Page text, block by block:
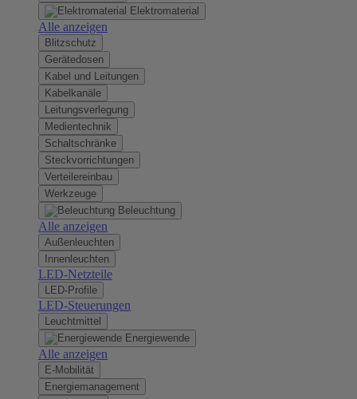
Elektromaterial
Alle anzeigen
Blitzschutz
Gerätedosen
Kabel und Leitungen
Kabelkanäle
Leitungsverlegung
Medientechnik
Schaltschränke
Steckvorrichtungen
Verteilereinbau
Werkzeuge
Beleuchtung
Alle anzeigen
Außenleuchten
Innenleuchten
LED-Netzteile
LED-Profile
LED-Steuerungen
Leuchtmittel
Energiewende
Alle anzeigen
E-Mobilität
Energiemanagement